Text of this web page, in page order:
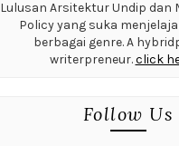
Lulusan Arsitektur Undip dan
Policy yang suka
berbagai genre. A
writerpreneur.click
Follow Us